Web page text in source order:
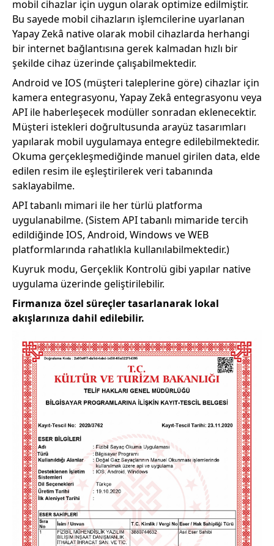
mobil cihazlar için uygun olarak optimize edilmiştir.
Bu sayede mobil cihazların işlemcilerine uyarlanan
Yapay Zekâ native olarak mobil cihazlarda herhangi
bir internet bağlantısına gerek kalmadan hızlı bir
şekilde cihaz üzerinde çalışabilmektedir.
Android ve IOS (müşteri taleplerine göre) cihazlar için
kamera entegrasyonu, Yapay Zekâ entegrasyonu veya
API ile haberleşecek modüller sonradan eklenecektir.
Müşteri istekleri doğrultusunda arayüz tasarımları
yapılarak mobil uygulamaya entegre edilebilmektedir.
Okuma gerçekleşmediğinde manuel girilen data, elde
edilen resim ile eşleştirilerek veri tabanında
saklayabilme.
API tabanlı mimari ile her türlü platforma
uygulanabilme. (Sistem API tabanlı mimaride tercih
edildiğinde IOS, Android, Windows ve WEB
platformlarında rahatlıkla kullanılabilmektedir.)
Kuyruk modu, Gerçeklik Kontrolü gibi yapılar native
uygulama üzerinde geliştirilebilir.
Firmanıza özel süreçler tasarlanarak lokal
akışlarınıza dahil edilebilir.